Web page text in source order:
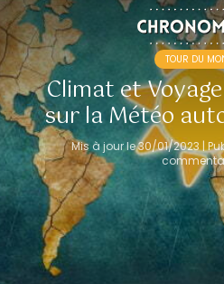
TOUR DU
Climat et
sur la Météo
Mis à jour le 30/01/2023 |